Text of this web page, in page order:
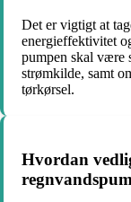
Det er vigtigt at
energieffektivitet
pumpen skal være
strømkilde, samt
tørkørsel.
Hvordan